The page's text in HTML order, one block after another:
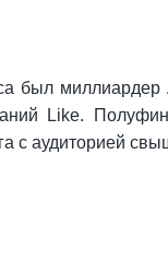
был
Like.
с аудиторией